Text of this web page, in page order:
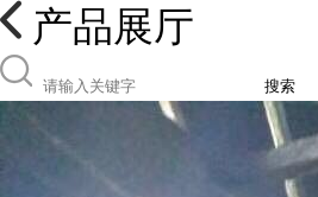
产品展厅
搜索